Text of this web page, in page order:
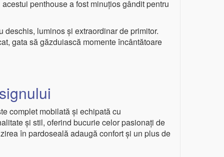
penthouse a fost minuțios gândit pentru
luminos și extraordinar de primitor.
gata să găzduiască momente încântătoare
complet mobilată și echipată cu
și stil, oferind bucurie celor pasionați de
în pardoseală adaugă confort și un plus de